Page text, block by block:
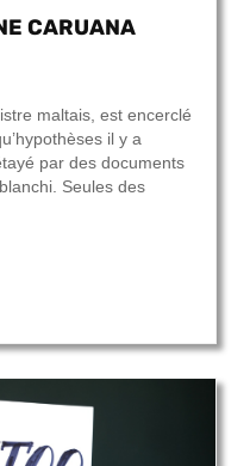
CARUANA
maltais, est encerclé
il y a
par des documents
Seules des